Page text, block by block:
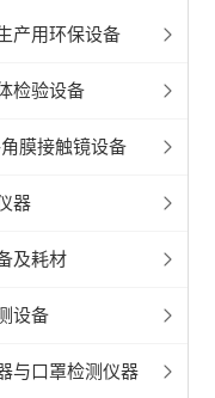
体疲劳试验仪等
产用环保设备
检验设备
膜接触镜设备
器
及耗材
设备
与口罩检测仪器